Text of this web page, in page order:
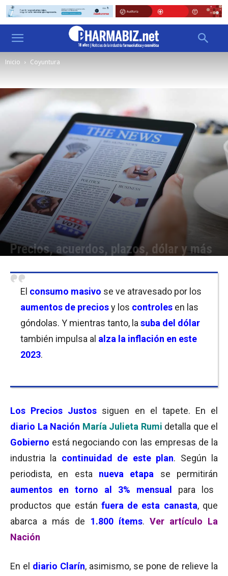
Inicio Coyuntura
Precios, acuerdos, plazos, dólar y más
El consumo masivo se ve atravesado por los
aumentos de preciosy los controles en las
góndolas. Y mientras tanto, la suba del dólar
también impulsa al alza la inflación en este
2023.
Los Precios Justos siguen en el tapete. En el
diario La Nación María Julieta Rumi detalla que el
Gobierno está negociando con las empresas de la
industria la continuidad de este plan. Según la
periodista, en esta nueva etapa se permitirán
aumentos en torno al 3% mensual
para los
productos que están fuera de esta canasta, que
abarca a más de 1.800 ítems. Ver artículo La
Nación
En el diario Clarín, asimismo, se pone de relieve la